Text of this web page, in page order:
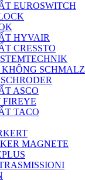
EUROSWITCH
HYVAIR
CRESSTO
SCHMALZ
ASCO
TACO
MAGNETE